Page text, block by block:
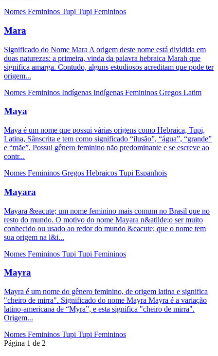
Nomes Femininos Tupi Tupi Femininos
Mara
Significado do Nome Mara A origem deste nome está dividida em
duas naturezas: a primeira, vinda da palavra hebraica Marah que
significa amarga. Contudo, alguns estudiosos acreditam que pode ter
origem...
Nomes Femininos Indígenas Indígenas Femininos Gregos Latim
Maya
Maya é um nome que possui várias origens como Hebraica, Tupi,
Latina, Sânscrita e tem como significado “ilusão”, “água”, “grande”
e “mãe”. Possui gênero feminino não predominante e se escreve ao
contr...
Nomes Femininos Gregos Hebraicos Tupi Espanhois
Mayara
Mayara &eacute; um nome feminino mais comum no Brasil que no
resto do mundo. O motivo do nome Mayara n&atilde;o ser muito
conhecido ou usado ao redor do mundo &eacute; que o nome tem
sua origem na l&i...
Nomes Femininos Tupi Tupi Femininos
Mayra
Mayra é um nome do gênero feminino, de origem latina e significa
"cheiro de mirra". Significado do nome Mayra Mayra é a variação
latino-americana de “Myra”, e esta significa "cheiro de mirra".
Origem...
Nomes Femininos Tupi Tupi Femininos
Página 1 de 2